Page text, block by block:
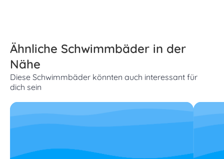
Ähnliche Schwimmbäder in der
Nähe
Diese Schwimmbäder könnten auch interessant für
dich sein